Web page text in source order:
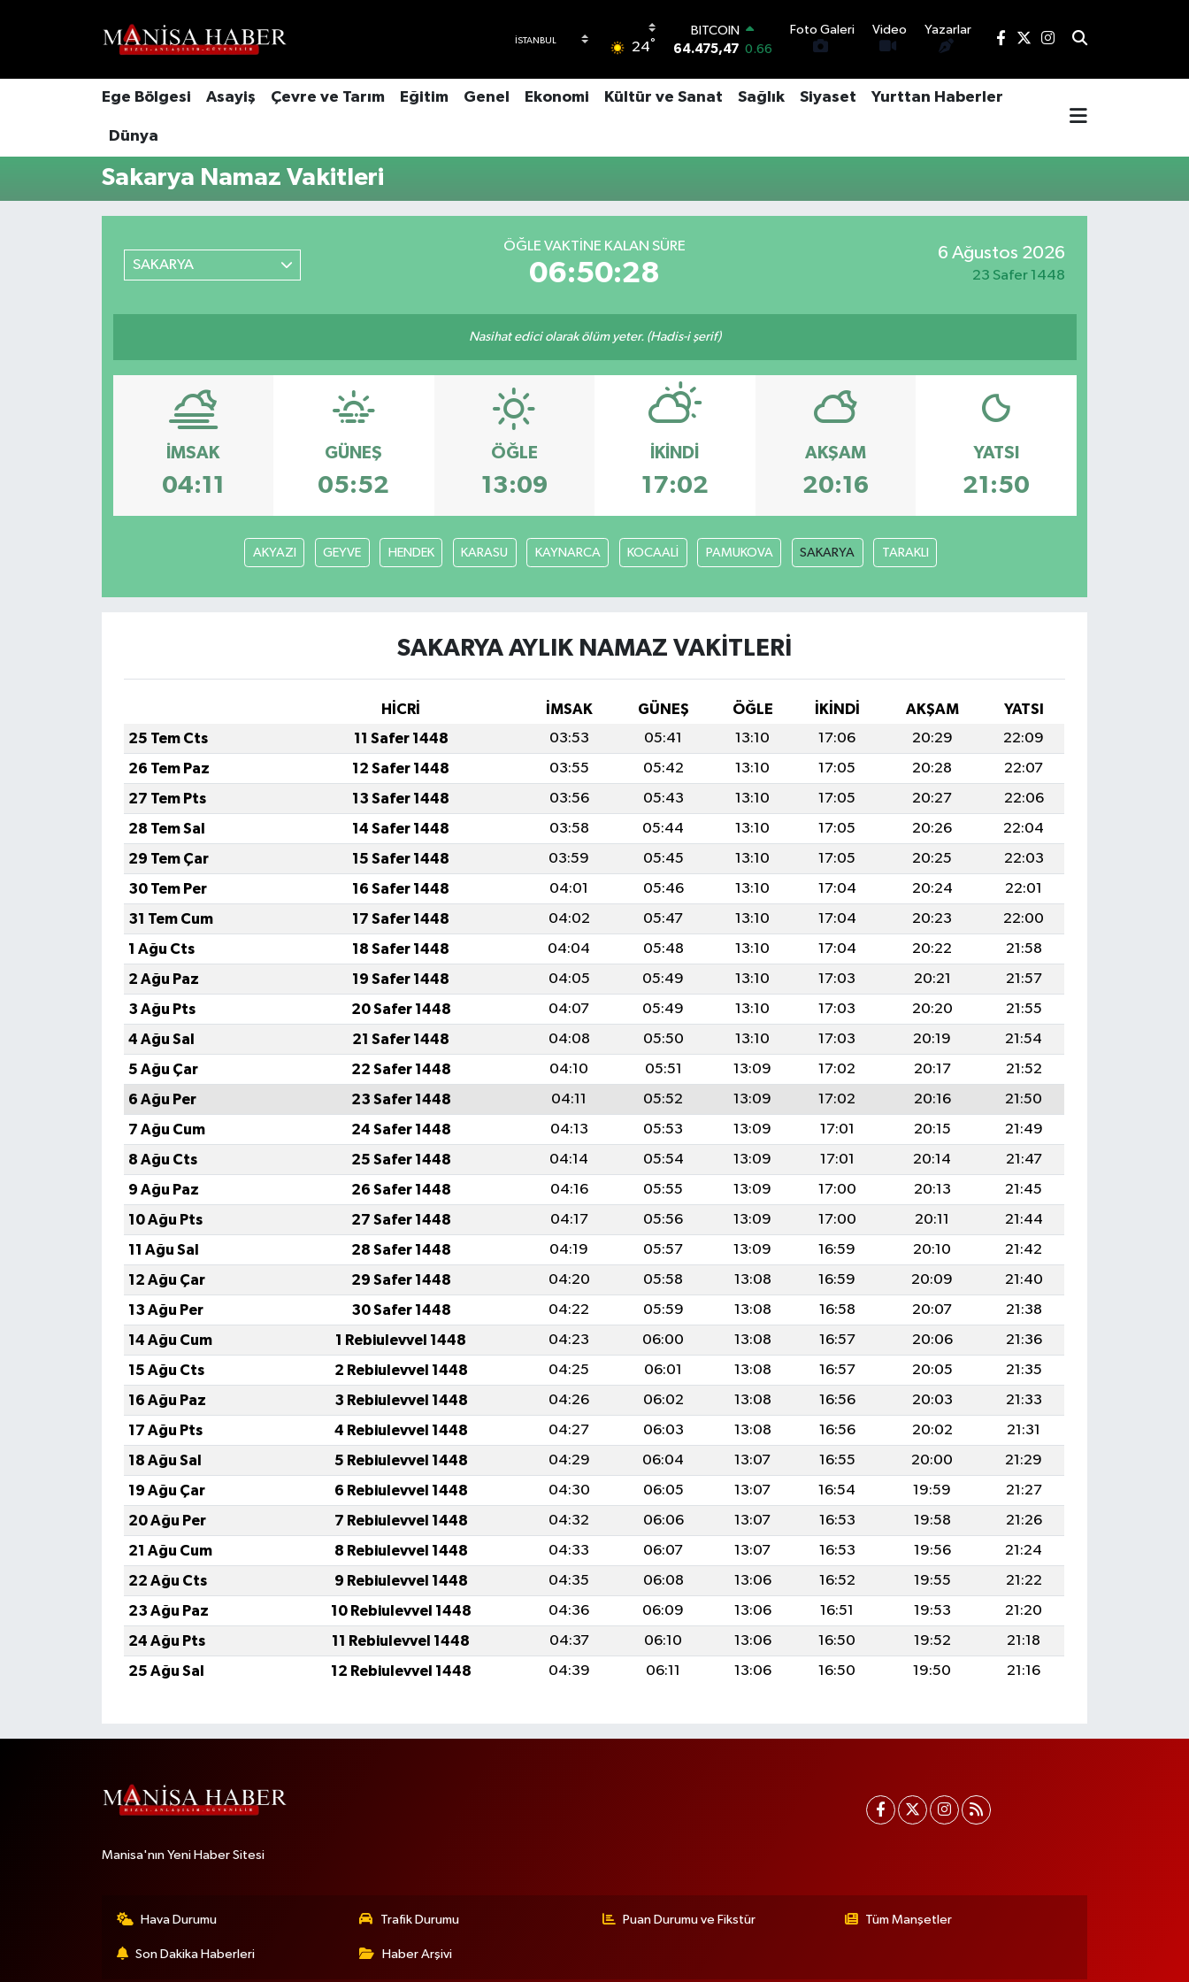
24°
BITCOIN
64.475,47 0.66
EURO
64,2534 0.22
6527.85 0.54
BİST100
Foto Galeri Video Yazarlar
Ege Bölgesi Asayiş Çevre ve Tarım Eğitim Genel Ekonomi Kültür ve Sanat Sağlık Siyaset Yurttan Haberler
Dünya
Sakarya Namaz Vakitleri
SAKARYA
ÖĞLE VAKTINE KALAN SÜRE
06:50:28
6 Ağustos 2026
23 Safer 1448
Nasihat edici olarak ölüm yeter. (Hadis-i şerif)
İMSAK
04:11
GÜNEŞ
05:52
ÖĞLE
13:09
İKINDI
17:02
AKŞAM
20:16
YATSI
21:50
AKYAZI GEYVE HENDEK KARASU KAYNARCA KOCAALİ PAMUKOVA SAKARYA TARAKLI
SAKARYA AYLIK NAMAZ VAKITLERI
HİCRİ İMSAK GÜNEŞ ÖĞLE İKINDI AKŞAM
YATSI
25 Tem Cts
11 Safer 1448 03:53 05:41 13:10 17:06 20:29
22:09
26 Tem Paz
12 Safer 1448 03:55 05:42 13:10 17:05 20:28
22:07
27 Tem Pts
13 Safer 1448 03:56 05:43 13:10 17:05 20:27
22:06
28 Tem Sal
14 Safer 1448 03:58 05:44 13:10 17:05 20:26
22:04
29 Tem Çar
15 Safer 1448 03:59 05:45 13:10 17:05 20:25
22:03
30 Tem Per
16 Safer 1448 04:01 05:46 13:10 17:04 20:24
22:01
31 Tem Cum
17 Safer 1448 04:02 05:47 13:10 17:04 20:23
22:00
1 Ağu Cts
18 Safer 1448 04:04 05:48 13:10 17:04 20:22
21:58
2 Ağu Paz
19 Safer 1448 04:05 05:49 13:10 17:03 20:21
21:57
3 Ağu Pts
20 Safer 1448 04:07 05:49 13:10 17:03 20:20
21:55
4 Ağu Sal
21 Safer 1448 04:08 05:50 13:10 17:03 20:19
21:54
5 Ağu Çar
22 Safer 1448 04:10 05:51 13:09 17:02 20:17
21:52
6 Ağu Per
23 Safer 1448 04:11 05:52 13:09 17:02 20:16
21:50
7 Ağu Cum
24 Safer 1448 04:13 05:53 13:09 17:01 20:15
21:49
8 Ağu Cts
25 Safer 1448 04:14 05:54 13:09 17:01 20:14
21:47
9 Ağu Paz
26 Safer 1448 04:16 05:55 13:09 17:00 20:13
21:45
10 Ağu Pts
27 Safer 1448 04:17 05:56 13:09 17:00 20:11
21:44
11 Ağu Sal
28 Safer 1448 04:19 05:57 13:09 16:59 20:10
21:42
12 Ağu Çar
29 Safer 1448 04:20 05:58 13:08 16:59 20:09
21:40
13 Ağu Per
30 Safer 1448 04:22 05:59 13:08 16:58 20:07
21:38
14 Ağu Cum
1 Rebiulevvel 1448 04:23 06:00 13:08 16:57 20:06
21:36
15 Ağu Cts
2 Rebiulevvel 1448 04:25 06:01 13:08 16:57 20:05
21:35
16 Ağu Paz
3 Rebiulevvel 1448 04:26 06:02 13:08 16:56 20:03
21:33
17 Ağu Pts
4 Rebiulevvel 1448 04:27 06:03 13:08 16:56 20:02
21:31
18 Ağu Sal
5 Rebiulevvel 1448 04:29 06:04 13:07 16:55 20:00
21:29
19 Ağu Çar
6 Rebiulevvel 1448 04:30 06:05 13:07 16:54 19:59
21:27
20 Ağu Per
7 Rebiulevvel 1448 04:32 06:06 13:07 16:53 19:58
21:26
21 Ağu Cum
8 Rebiulevvel 1448 04:33 06:07 13:07 16:53 19:56
21:24
22 Ağu Cts
9 Rebiulevvel 1448 04:35 06:08 13:06 16:52 19:55
21:22
23 Ağu Paz
10 Rebiulevvel 1448 04:36 06:09 13:06 16:51 19:53
21:20
24 Ağu Pts
11 Rebiulevvel 1448 04:37 06:10 13:06 16:50 19:52
21:18
25 Ağu Sal
12 Rebiulevvel 1448 04:39 06:11 13:06 16:50 19:50 21:16
Manisa'nın Yeni Haber Sitesi
Hava Durumu Trafik Durumu Puan Durumu ve Fikstür Tüm Manşetler
Son Dakika Haberleri Haber Arşivi
Süper Lig Puan Durumu ve Fikstür
Tüm Manşetler
Son Dakika Haberleri